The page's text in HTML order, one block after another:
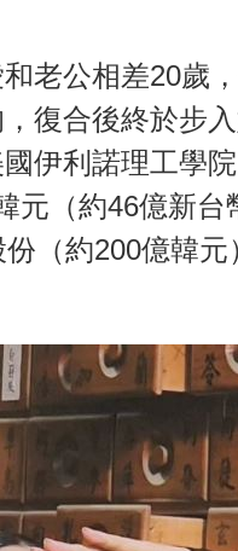
老公相差20歲
復合後終於步
伊利諾理工學
元（約46億新
（約200億韓